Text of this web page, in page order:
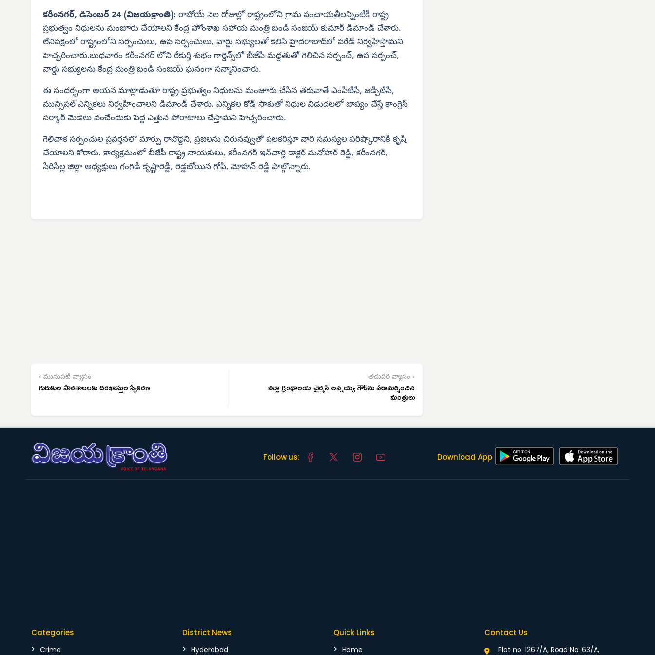
కరీంనగర్, డిసెంబర్ 24 (విజయక్రాంతి): రాబోెయే నెల రోజుల్లో రాష్ట్రంలోని గ్రామ పంచాయతీలన్నింటికీ రాష్ట్ర
ప్రభుత్వం నిధులను మంజూరు చేయాలని కేంద్ర హోంశాఖ సహాయ మంత్రి బండి సంజయ్ కుమార్ డిమాండ్ చేశారు.
లేనిపక్షంలో రాష్ట్రంలోని సర్పంచులు, ఉప సర్పంచులు, వార్డు సభ్యులతో కలిసి హైదరాబాద్‌లో పరేడ్ నిర్వహిస్తామని
హెచ్చరించారు.బుధవారం కరీంనగర్ లోని రేకుర్తి శుభం గార్డెన్స్‌లో బీజేపీ మద్దతుతో గెలిచిన సర్పంచ్, ఉప సర్పంచ్,
వార్డు సభ్యులను కేంద్ర మంత్రి బండి సంజయ్ ఘనంగా సన్మానించారు.
ఈ సందర్భంగా ఆయన మాట్లాడుతూ రాష్ట్ర ప్రభుత్వం నిధులను మంజూరు చేసిన తరువాతే ఎంపీటీసీ, జడ్పీటీసీ,
మున్సిపల్ ఎన్నికలు నిర్వహించాలని డిమాండ్ చేశారు. ఎన్నికల కోడ్ సాకుతో నిధుల విడుదలలో జాప్యం చేస్తే కాంగ్రెస్
సర్కార్ మెడలు వంచేందుకు పెద్ద ఎత్తున పోరాటాలు చేస్తామని హెచ్చరించారు.
గెలిచాక సర్పంచుల ప్రవర్తనలో మార్పు రావొద్దని, ప్రజలను చిరునవ్వుతో పలకరిస్తూ వారి సమస్యల పరిష్కారానికి కృషి
చేయాలని కోరారు. కార్యక్రమంలో బీజేపీ రాష్ట్ర నాయకులు, కరీంనగర్ ఇన్‌చార్జి డాక్టర్ మనోహర్ రెడ్డి, కరీంనగర్,
సిరిసిల్ల జిల్లా అధ్యక్షులు గంగిడి కృష్ణారెడ్డి, రెడ్డబోయిన గోపి, మోహన్ రెడ్డి పాల్గొన్నారు.
‹ మునుపటి వ్యాసం
గురుకుల పాఠశాలలకు దరఖాస్తుల స్వీకరణ
తదుపరి వ్యాసం ›
జిల్లా గ్రంథాలయ చైర్మన్ అన్నయ్య గౌడ్‌ను పరామర్శించిన
మంత్రులు
Follow us: Download App
Categories
Crime
District News
Hyderabad
Quick Links
Home
Contact Us
Plot no: 1267/A, Road No: 63/A,